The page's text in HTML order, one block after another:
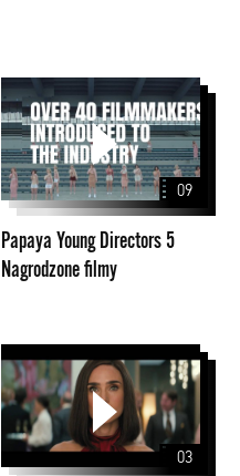
Papaya
Young
Directors
5
Nagrodzone
filmy
09
Papaya Young Directors 5
Nagrodzone filmy
03